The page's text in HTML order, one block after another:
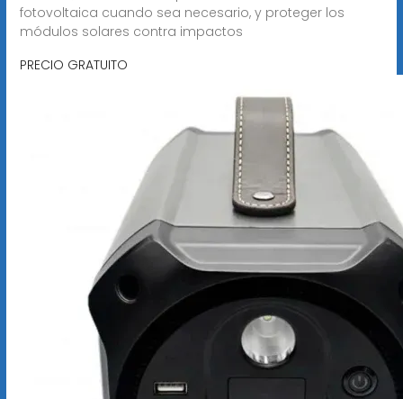
fotovoltaica cuando sea necesario, y proteger los
módulos solares contra impactos
PRECIO GRATUITO